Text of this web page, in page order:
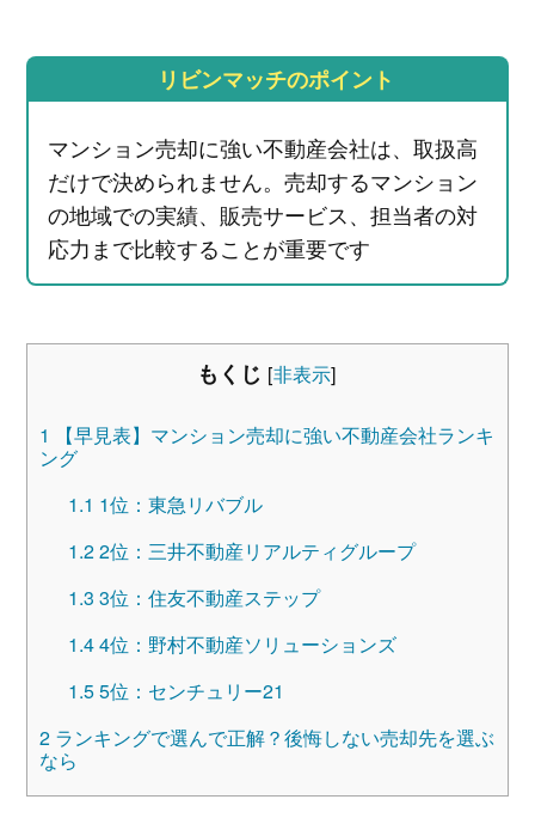
リビンマッチのポイント
マンション売却に強い不動産会社は、取扱高
だけで決められません。売却するマンション
の地域での実績、販売サービス、担当者の対
応力まで比較することが重要です
もくじ [非表示]
1
【早見表】マンション売却に強い不動産会社ランキ
ング
1.1 1位：東急リバブル
1.22位：三井不動産リアルティグループ
1.3 3位：住友不動産ステップ
1.44位：野村不動産ソリューションズ
1.55位：センチュリー21
2ランキングで選んで正解？後悔しない売却先を選ぶ
なら